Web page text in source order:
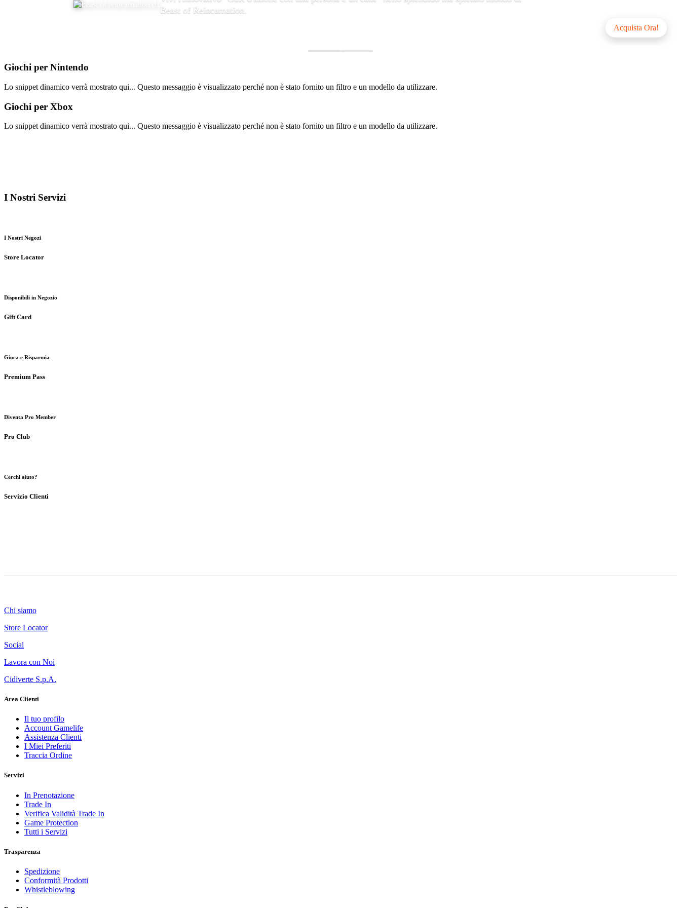
Beast of Reincarnation.
Acquista Ora!
Giochi per Nintendo
Lo snippet dinamico verrà mostrato qui... Questo messaggio è visualizzato perché non è stato fornito un filtro e un modello da utilizzare.
Giochi per Xbox
Lo snippet dinamico verrà mostrato qui... Questo messaggio è visualizzato perché non è stato fornito un filtro e un modello da utilizzare.
I Nostri Servizi
I Nostri Negozi
Store Locator
Disponibili in Negozio
Gift Card
Gioca e Risparmia
Premium Pass
Diventa Pro Member
Pro Club
Cerchi aiuto?
Servizio Clienti
Chi siamo
Store Locator
Social
Lavora con Noi
Cidiverte S.p.A.
Area Clienti
Il tuo profilo
Account Gamelife
Assistenza Clienti
I Miei Preferiti
Traccia Ordine
Servizi
In Prenotazione
Trade In
Verifica Validità Trade In
Game Protection
Tutti i Servizi
Trasparenza
Spedizione
Conformità Prodotti
Whistleblowing